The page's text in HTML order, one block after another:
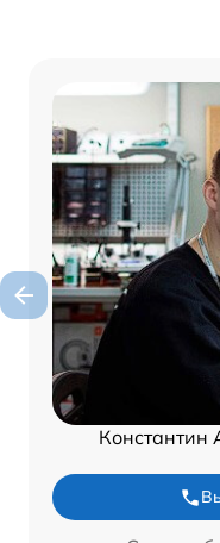
Константин